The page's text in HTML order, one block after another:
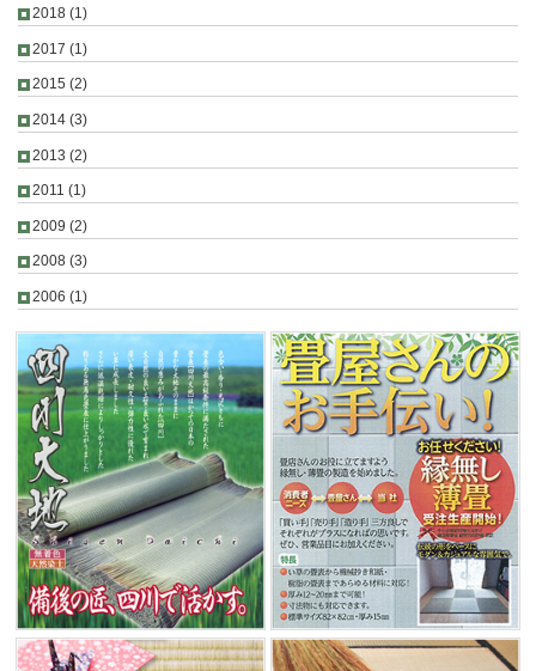
2018 (1)
2017 (1)
2015 (2)
2014 (3)
2013 (2)
2011 (1)
2009 (2)
2008 (3)
2006 (1)